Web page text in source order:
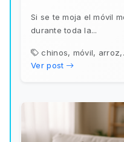
Si se te moja el móvil
durante toda la...
chinos, móvil,
Ver post